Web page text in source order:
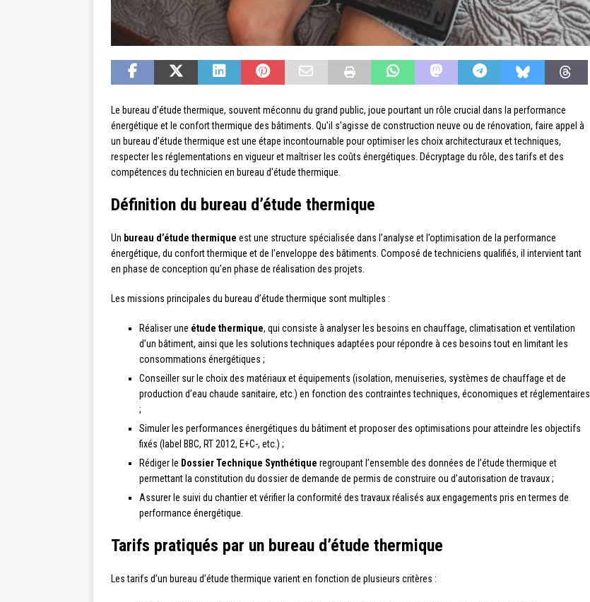
Le bureau d’étude thermique, souvent méconnu du grand public, joue pourtant un rôle crucial dans la performance
énergétique et le confort thermique des bâtiments. Qu’il s’agisse de construction neuve ou de rénovation, faire appel à
un bureau d’étude thermique est une étape incontournable pour optimiser les choix architecturaux et techniques,
respecter les réglementations en vigueur et maîtriser les coûts énergétiques. Décryptage du rôle, des tarifs et des
compétences du technicien en bureau d’étude thermique.
Définition du bureau d’étude thermique
Un bureau d’étude thermique est une structure spécialisée dans l’analyse et l’optimisation de la performance
énergétique, du confort thermique et de l’enveloppe des bâtiments. Composé de techniciens qualifiés, il intervient tant
en phase de conception qu’en phase de réalisation des projets.
Les missions principales du bureau d’étude thermique sont multiples :
Réaliser une étude thermique, qui consiste à analyser les besoins en chauffage, climatisation et ventilation
d’un bâtiment, ainsi que les solutions techniques adaptées pour répondre à ces besoins tout en limitant les
consommations énergétiques ;
Conseiller sur le choix des matériaux et équipements (isolation, menuiseries, systèmes de chauffage et de
production d’eau chaude sanitaire, etc.) en fonction des contraintes techniques, économiques et réglementaires
;
Simuler les performances énergétiques du bâtiment et proposer des optimisations pour atteindre les objectifs
fixés (label BBC, RT 2012, E+C-, etc.) ;
Rédiger le Dossier Technique Synthétique regroupant l’ensemble des données de l’étude thermique et
permettant la constitution du dossier de demande de permis de construire ou d’autorisation de travaux ;
Assurer le suivi du chantier et vérifier la conformité des travaux réalisés aux engagements pris en termes de
performance énergétique.
Tarifs pratiqués par un bureau d’étude thermique
Les tarifs d’un bureau d’étude thermique varient en fonction de plusieurs critères :